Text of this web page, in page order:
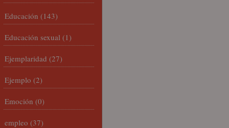
Educación (143)
Educación sexual (1)
Ejemplaridad (27)
Ejemplo (2)
Emoción (0)
empleo (37)